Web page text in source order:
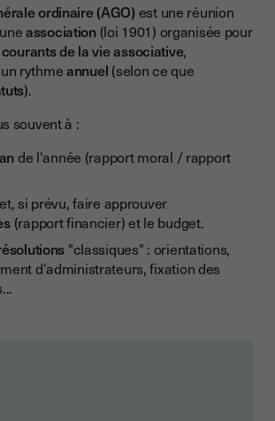
AGO / AGE
permet de digitaliser les signatures des
des PV ?
d'AGO signer avec Youtrust ?
choisir ?
ordinaire (AGO) est une réunion
association(loi 1901) organisée pour
de la vie associative,
rythmeannuel (selon ce que
).
souvent à :
de l'année (rapport moral / rapport
si prévu, faire approuver
(rapport financier) et le budget.
"classiques" : orientations,
d'administrateurs, fixation des